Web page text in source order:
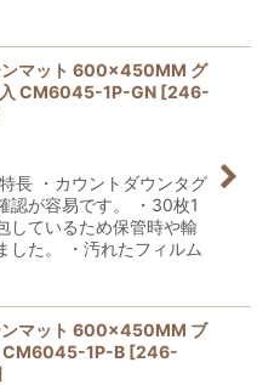
ンマット 600×450MM グ
入 CM6045-1P-GN [246-
長 ・カウントダウンタグ
認が容易です。 ・30枚1
しているため保管時や輸
した。 ・汚れたフィルム
ンマット 600×450MM ブ
CM6045-1P-B [246-